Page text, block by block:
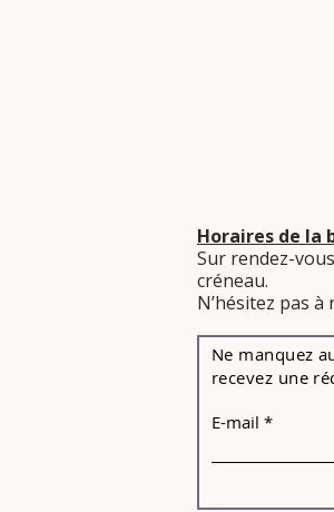
Horaires de la
Sur rendez-
créneau.
​N’hésitez pas
Ne manquez
recevez une
E-mail